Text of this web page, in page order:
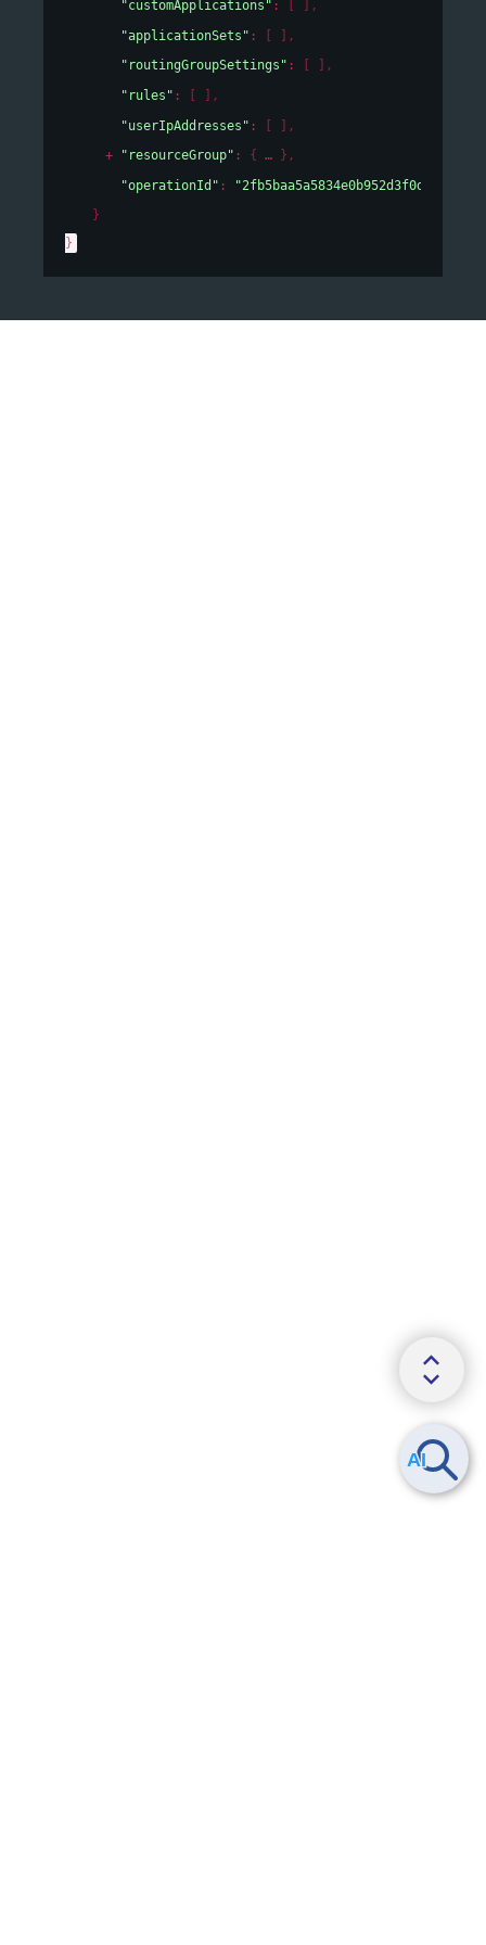
"customApplications" :
,
"applicationSets" : [ ] ,
"routingGroupSettings" :
,
"rules" :
,
"userIpAddresses" : [ ] ,
"resourceGroup" : { } ,
"operationId" :
}
}